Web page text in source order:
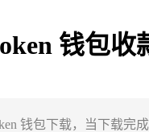
钱包收
钱包下载，当下载